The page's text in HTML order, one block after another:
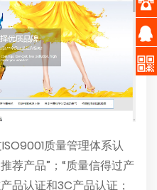
质量管理体系认
荐产品”；“质量信得过产
品认证和3C产品认证；